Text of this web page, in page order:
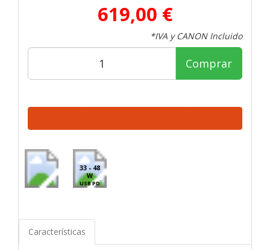
619,00 €
*IVA y CANON Incluido
Comprar
33 - 48
W
USB PD
Características